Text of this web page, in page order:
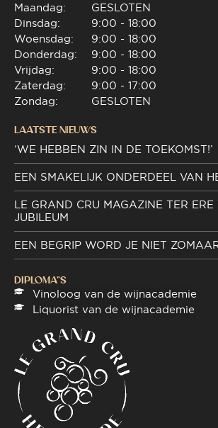
Maandag:
Dinsdag:
Woensdag:
Donderdag:
Vrijdag:
Zaterdag:
Zondag:
GESLOTEN
9:00 - 18:00
9:00 - 18:00
9:00 - 18:00
9:00 - 18:00
9:00 - 17:00
GESLOTEN
LAATSTE NIEUWS
‘WE HEBBEN ZIN IN DE TOEKOMST!’
EEN SMAKELIJK ONDERDEEL VAN
LE GRAND CRU MAGAZINE TER
JUBILEUM
EEN BEGRIP WORD JE NIET
DIPLOMA"S
Vinoloog van de wijnacademie
Liquorist van de wijnacademie